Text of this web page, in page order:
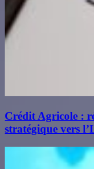
Crédit Agricole :
stratégique vers